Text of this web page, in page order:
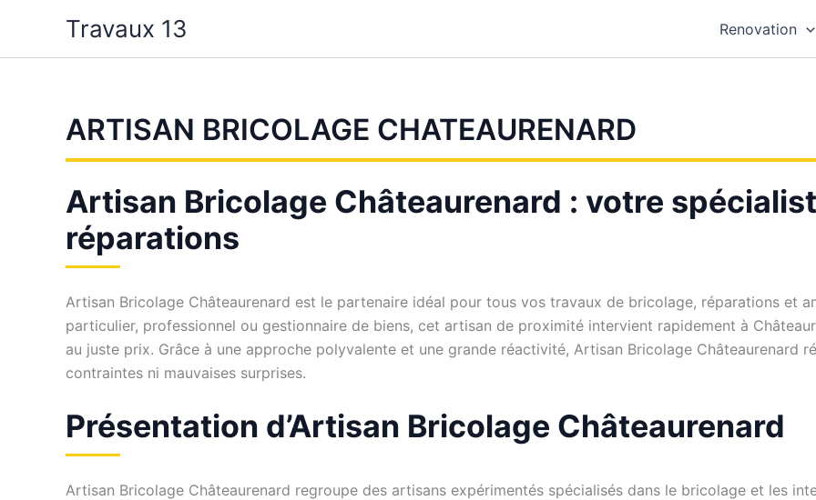
contenu
Travaux 13 Renovation
ARTISAN BRICOLAGE CHATEAURENARD
Artisan Bricolage Châteaurenard : votre
réparations
Artisan Bricolage Châteaurenard est le partenaire idéal pour tous vos travaux de bricolage, réparations et
particulier, professionnel ou gestionnaire de biens, cet artisan de proximité intervient rapidement à
au juste prix. Grâce à une approche polyvalente et une grande réactivité, Artisan Bricolage Châteaurenard
contraintes ni mauvaises surprises.
Présentation d’Artisan Bricolage Châteaurenard
Artisan Bricolage Châteaurenard regroupe des artisans expérimentés spécialisés dans le bricolage et les